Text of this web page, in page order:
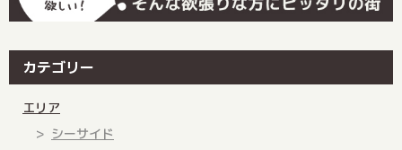
カテゴリー
エリア
シーサイド